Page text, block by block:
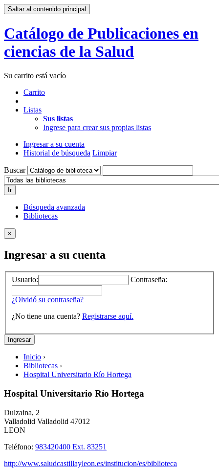
Saltar al contenido principal
Catálogo de Publicaciones en
ciencias de la Salud
Su carrito está vacío
Carrito
Listas
Sus listas
Ingrese para crear sus propias listas
Ingresar a su cuenta
Historial de búsqueda Limpiar
Buscar
Ir
Búsqueda avanzada
Bibliotecas
×
Ingresar a su cuenta
Usuario: Contraseña:
¿Olvidó su contraseña?
¿No tiene una cuenta? Registrarse aquí.
Inicio ›
Bibliotecas ›
Hospital Universitario Río Hortega
Hospital Universitario Río Hortega
Dulzaina, 2
Valladolid Valladolid 47012
LEON
Teléfono: 983420400 Ext. 83251
http://www.saludcastillayleon.es/institucion/es/biblioteca